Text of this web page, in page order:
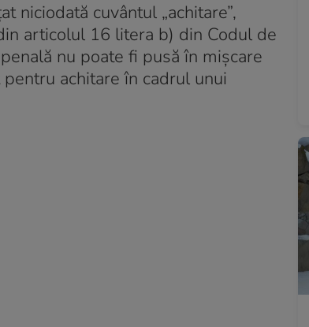
niciodată cuvântul „achitare”,
articolul 16 litera b) din Codul de
nu poate fi pusă în mișcare
achitare în cadrul unui